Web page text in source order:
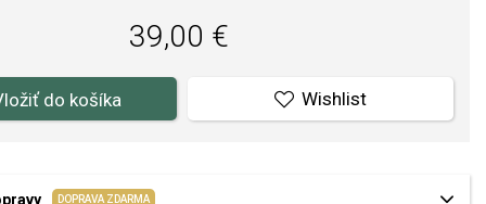
39,00 €
do košíka Wishlist
DOPRAVA ZDARMA